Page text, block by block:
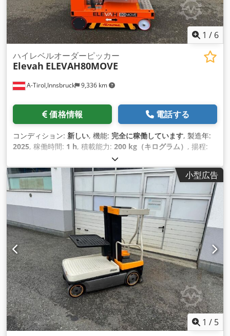
1 / 6
A-Tirol,Innsbruck 9,336 km
ハイレベルオーダーピッカー
Elevah ELEVAH80MOVE
価格情報 電話する
コンディション: 新しい, 機能: 完全に稼働しています, 製造年:
2025, 稼働時間: 1 h, 積載能力: 200 kg（キログラム） , 揚程:
, マスト型式:
設高:2,000 mm, 空車重量:750 kg（キログラム）, 全長:780
mm, 駆動方式: Elektro, 建設幅:1,280 mm, 小型広告
1 / 5